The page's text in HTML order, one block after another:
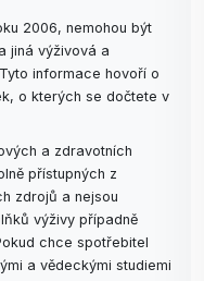
2006, nemohou být
jiná výživová a
informace hovoří o
o kterých se dočtete v
a zdravotních
přístupných z
zdrojů a nejsou
výživy případně
chce spotřebitel
a vědeckými studiemi